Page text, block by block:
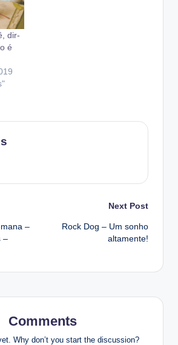
dir-
é
–
–
Next Post
Rock Dog – Um sonho
altamente!
Comments
Why don’t you start the discussion?